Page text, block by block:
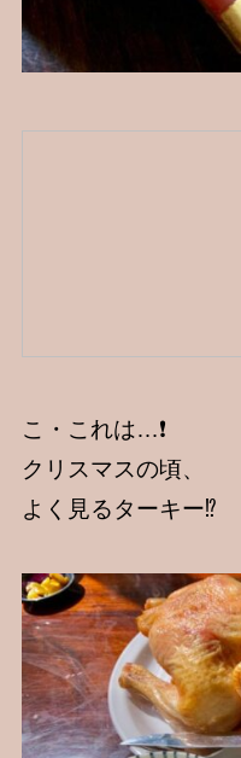
こ・これは…❗️
クリスマスの頃、
よく見るターキー⁉️